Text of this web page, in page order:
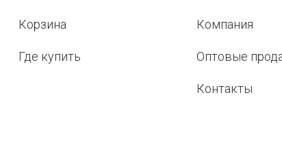
Корзина
Где купить
Компания
Оптовые
Контакты